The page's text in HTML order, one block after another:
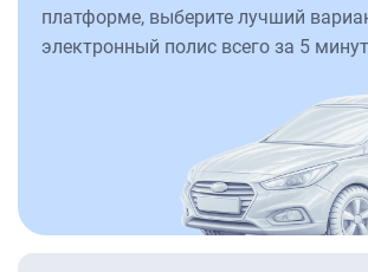
платформе, выберите лучший
электронный полис всего за 5